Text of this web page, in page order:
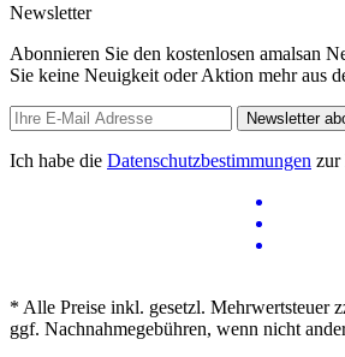
Newsletter
Abonnieren Sie den kostenlosen amalsan
Sie keine Neuigkeit oder Aktion mehr aus
Newsletter
Ich habe die Datenschutzbestimmungen zur
* Alle Preise inkl. gesetzl. Mehrwertsteuer
ggf. Nachnahmegebühren, wenn nicht